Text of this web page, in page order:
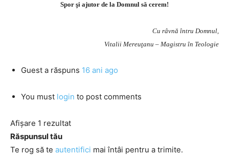
Spor şi ajutor de la Domnul să cerem!
Cu râvnă întru Domnul,
Vitalii Mereuţanu – Magistru în Teologie
Guest a răspuns 16 ani ago
You must login to post comments
Afișare 1 rezultat
Răspunsul tău
Te rog să te autentifici mai întâi pentru a trimite.